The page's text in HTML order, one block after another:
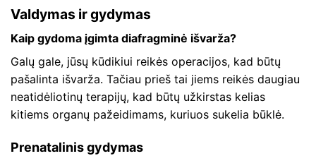
Valdymas ir gydymas
Kaip gydoma įgimta diafragminė išvarža?
Galų gale, jūsų kūdikiui reikės operacijos, kad būtų
pašalinta išvarža. Tačiau prieš tai jiems reikės daugiau
neatidėliotinų terapijų, kad būtų užkirstas kelias
kitiems organų pažeidimams, kuriuos sukelia būklė.
Prenatalinis gydymas